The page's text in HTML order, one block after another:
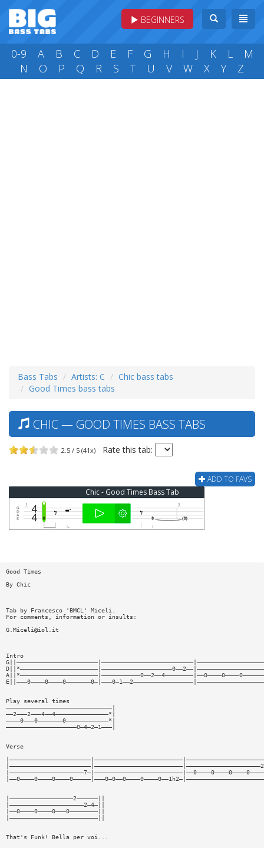
BEGINNERS
0-9 A B C D E F G H I J K L
M
N
O P Q R S T U V W X Y Z
Bass Tabs Artists: C
Chic bass tabs
Good Times bass tabs
CHIC — GOOD TIMES BASS TABS
2.5 / 5 (41x) Rate this tab:
ADD TO FAVS
Chic - Good Times Bass Tab
Good Times
By Chic
Tab by Francesco 'BMCL' Miceli.
For comments, information or insults:
G.Miceli@iol.it
Intro
Play several times
——————————————————————————————|
——2———2———4——4———————————————*|
————0———0———————0————————————*|
————————————————————0—4—2—1———|
Verse
|——————————————————2——————||
|—————————————————————2—4—||
|——0————0————0———0————————||
|—————————————————————————||
That's Funk! Bella per voi...